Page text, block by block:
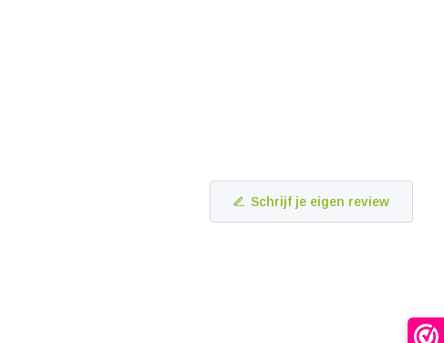
Schrijf je eigen review